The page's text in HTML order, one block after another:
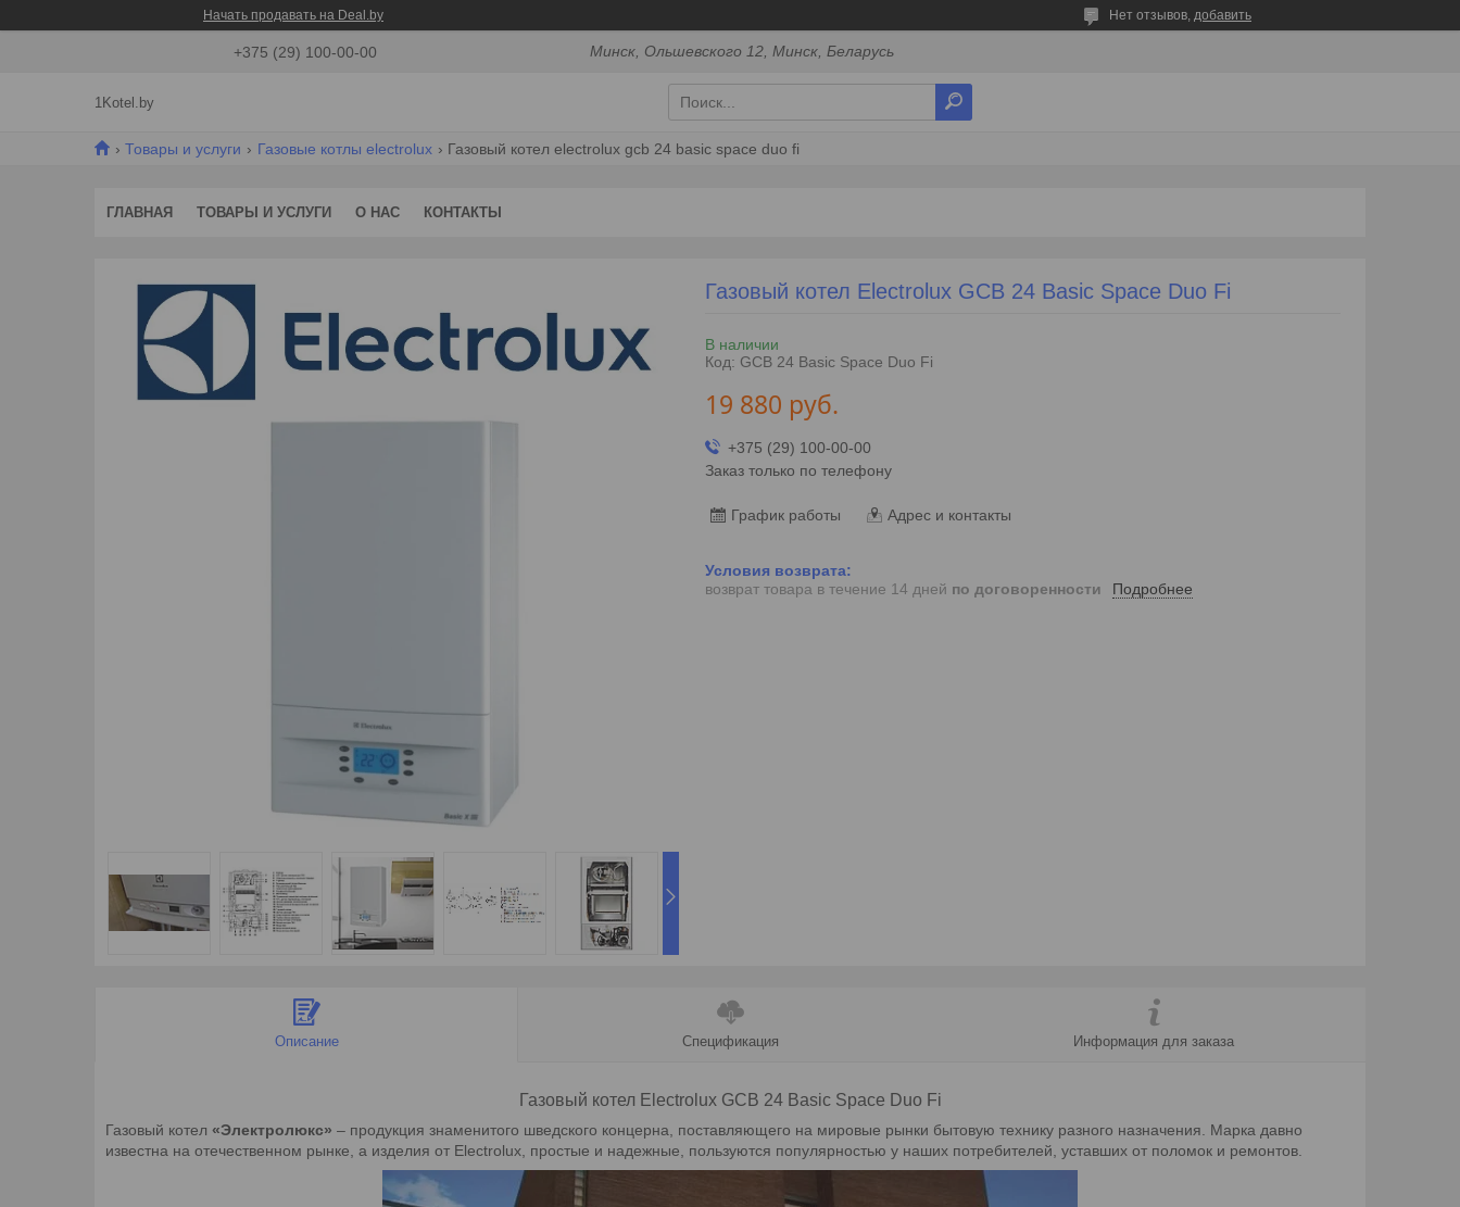
Начать продавать на Deal.by Нет отзывов, добавить
+375 (29) 100-00-00 Минск, Ольшевского 12, Минск, Беларусь
1Kotel.by
Товары и услуги Газовые котлы electrolux Газовый котел electrolux gcb 24 basic space duo fi
ГЛАВНАЯ ТОВАРЫ И УСЛУГИ О НАС КОНТАКТЫ
Газовый котел Electrolux GCB 24 Basic Space Duo Fi
В наличии
Код: GCB 24 Basic Space Duo Fi
19 880 руб.
+375 (29) 100-00-00
Заказ только по телефону
График работы Адрес и контакты
возврат товара в течение 14 дней по договоренности Подробнее
Описание Спецификация Информация для заказа
Газовый котел Electrolux GCB 24 Basic Space Duo Fi
Газовый котел «Электролюкс» – продукция знаменитого шведского концерна, поставляющего на мировые рынки бытовую технику разного назначения. Марка давно
известна на отечественном рынке, а изделия от Electrolux, простые и надежные, пользуются популярностью у наших потребителей, уставших от поломок и ремонтов.